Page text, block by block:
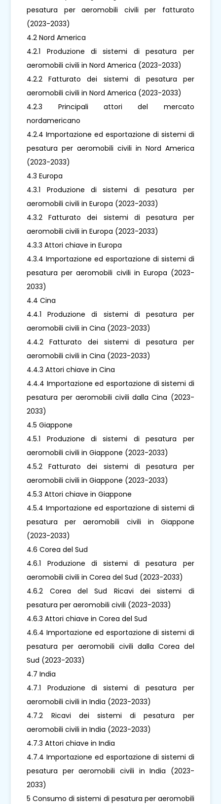
pesatura per aeromobili civili per fatturato
(2023-2033)
4.2 Nord America
4.2.1 Produzione di sistemi di pesatura per
aeromobili civili in Nord America (2023-2033)
4.2.2 Fatturato dei sistemi di pesatura per
aeromobili civili in Nord America (2023-2033)
4.2.3 Principali attori del mercato
nordamericano
4.2.4 Importazione ed esportazione di sistemi di
pesatura per aeromobili civili in Nord America
(2023-2033)
4.3 Europa
4.3.1 Produzione di sistemi di pesatura per
aeromobili civili in Europa (2023-2033)
4.3.2 Fatturato dei sistemi di pesatura per
aeromobili civili in Europa (2023-2033)
4.3.3 Attori chiave in Europa
4.3.4 Importazione ed esportazione di sistemi di
pesatura per aeromobili civili in Europa (2023-
2033)
4.4 Cina
4.4.1 Produzione di sistemi di pesatura per
aeromobili civili in Cina (2023-2033)
4.4.2 Fatturato dei sistemi di pesatura per
aeromobili civili in Cina (2023-2033)
4.4.3 Attori chiave in Cina
4.4.4 Importazione ed esportazione di sistemi di
pesatura per aeromobili civili dalla Cina (2023-
2033)
4.5 Giappone
4.5.1 Produzione di sistemi di pesatura per
aeromobili civili in Giappone (2023-2033)
4.5.2 Fatturato dei sistemi di pesatura per
aeromobili civili in Giappone (2023-2033)
4.5.3 Attori chiave in Giappone
4.5.4 Importazione ed esportazione di sistemi di
pesatura per aeromobili civili in Giappone
(2023-2033)
4.6 Corea del Sud
4.6.1 Produzione di sistemi di pesatura per
aeromobili civili in Corea del Sud (2023-2033)
4.6.2 Corea del Sud Ricavi dei sistemi di
pesatura per aeromobili civili (2023-2033)
4.6.3 Attori chiave in Corea del Sud
4.6.4 Importazione ed esportazione di sistemi di
pesatura per aeromobili civili dalla Corea del
Sud (2023-2033)
4.7 India
4.7.1 Produzione di sistemi di pesatura per
aeromobili civili in India (2023-2033)
4.7.2 Ricavi dei sistemi di pesatura per
aeromobili civili in India (2023-2033)
4.7.3 Attori chiave in India
4.7.4 Importazione ed esportazione di sistemi di
pesatura per aeromobili civili in India (2023-
2033)
5 Consumo di sistemi di pesatura per aeromobili